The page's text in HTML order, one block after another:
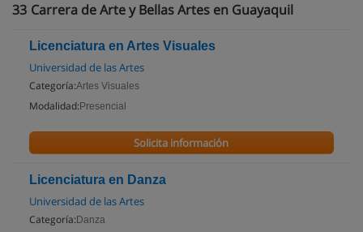
33 Carrera de Arte y Bellas Artes en Guayaquil
Licenciatura en Artes Visuales
Universidad de las Artes
Categoría:Artes Visuales
Modalidad: Presencial
Solicita información
Licenciatura en Danza
Universidad de las Artes
Categoría: Danza